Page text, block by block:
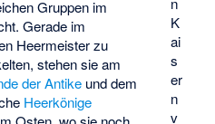
K
ai
s
er
n
v
Gruppen im
Gerade im
Heermeister zu
stehen sie am
der Antike und dem
Heerkönige